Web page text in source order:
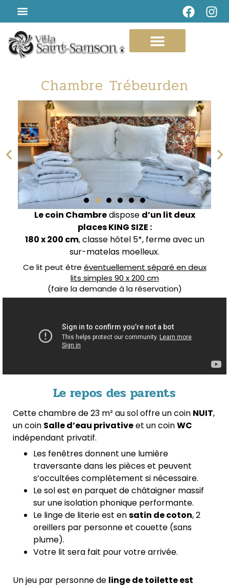
Chambre Trébeurden
Le repos des parents
Cette chambre de 23 m² au sol offre un coin NUIT,
un coin Salle d’eau privativeet un coinWC
indépendant privatif.
Les fenêtres donnent une lumière
traversante dans les pièces et peuvent
s’occultées complètement si nécessaire.
Le sol est en parquet de châtaigner massif
sur une isolation phonique performante.
Le linge de literie est ensatin de coton, 2
oreillers par personne et couette (sans
plume).
Votre lit sera fait pour votre arrivée.
Un jeu par personne de linge de toilette est
Le coin Chambredispose d’un lit deux
places KING SIZE :
180 x 200 cm, classe hôtel 5*, ferme avec un
sur-matelas moelleux.
Ce lit peut être éventuellement séparé en deux
lits simples 90 x 200 cm
(faire la demande à la réservation)